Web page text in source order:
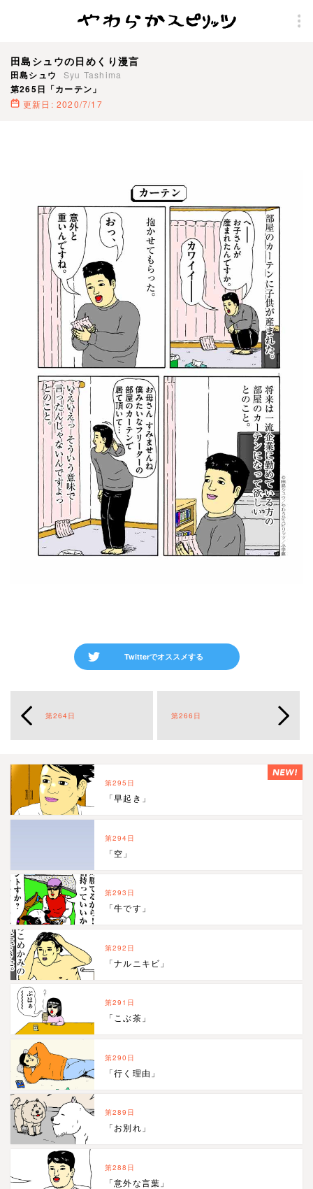
田島シュウの日めくり漫言
田島シュウ Syu Tashima
第265日「カーテン」
更新日: 2020/7/17
Twitterでオススメする
第264日 第266日
第295日
「早起き」
第294日
「空」
第293日
「牛です」
第292日
「ナルニキビ」
第291日
「こぶ茶」
第290日
「行く理由」
第289日
「お別れ」
第288日
「意外な言葉」